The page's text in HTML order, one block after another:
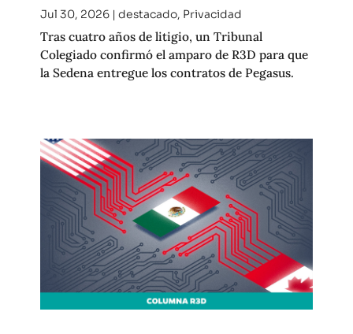
Jul 30, 2026| destacado, Privacidad
Tras cuatro años de litigio, un Tribunal
Colegiado confirmó el amparo de R3D para que
la Sedena entregue los contratos de Pegasus.